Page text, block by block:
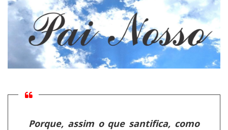
Porque, assim o que santifica, como